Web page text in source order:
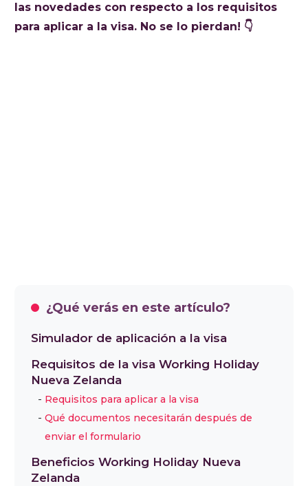
las novedades con respecto a los requisitos
para aplicar a la visa. No se lo pierdan! 👇
¿Qué verás en este artículo?
Simulador de aplicación a la visa
Requisitos de la visa Working Holiday
Nueva Zelanda
Requisitos para aplicar a la visa
Qué documentos necesitarán después de
enviar el formulario
Beneficios Working Holiday Nueva
Zelanda